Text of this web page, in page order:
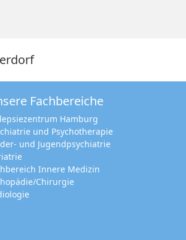
Fachbereiche
Hamburg
und Psychotherapie
und Jugendpsychiatrie
Innere Medizin
Chirurgie